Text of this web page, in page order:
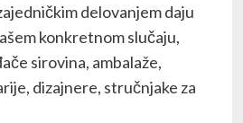
delovanjem daju
konkretnom slučaju,
sirovina, ambalaže,
dizajnere, stručnjake za